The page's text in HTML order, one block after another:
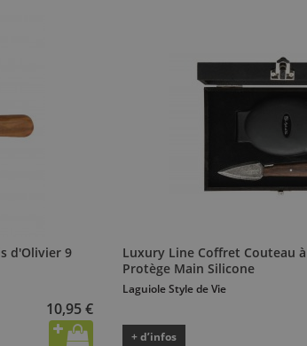
d'Olivier 9
10,95 €
Luxury Line Coffret Couteau
Protège Main Silicone
Laguiole Style de Vie
+ d’infos